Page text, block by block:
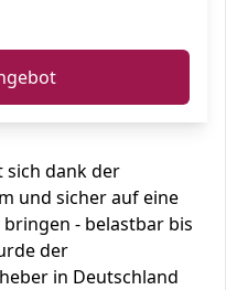
sich dank der
und sicher auf eine
- belastbar bis
der
in Deutschland